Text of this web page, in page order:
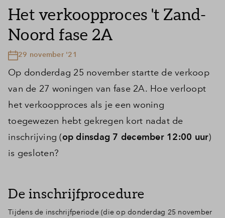
Het verkoopproces 't Zand-
Noord fase 2A
29 november '21
Op donderdag 25 november startte de verkoop
van de 27 woningen van fase 2A. Hoe verloopt
het verkoopproces als je een woning
toegewezen hebt gekregen kort nadat de
inschrijving (op dinsdag 7 december 12:00 uur)
is gesloten?
De inschrijfprocedure
Tijdens de inschrijfperiode (die op donderdag 25 november